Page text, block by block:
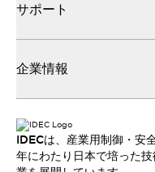
サポート
企業情報
IDECは、産業用制御・安
年にわたり日本で培った